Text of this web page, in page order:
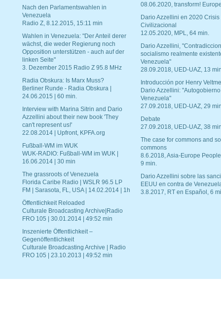
Nach den Parlamentswahlen in
Venezuela
Radio Z, 8.12.2015, 15:11 min
Wahlen in Venezuela: "Der Anteil derer
wächst, die weder Regierung noch
Opposition unterstützen - auch auf der
linken Seite"
3. Dezember 2015 Radio Z 95.8 MHz
Radia Obskura: Is Marx Muss?
Berliner Runde - Radia Obskura |
24.06.2015 | 60 min.
Interview with Marina Sitrin and Dario
Azzellini about their new book 'They
can't represent us!'
22.08.2014 | Upfront, KPFA.org
Fußball-WM im WUK
WUK-RADIO: Fußball-WM im WUK |
16.06.2014 | 30 min
The grassroots of Venezuela
Florida Caribe Radio | WSLR 96.5 LP
FM | Sarasota, FL, USA | 14.02.2014 | 1h
Öffentlichkeit Reloaded
Culturale Broadcasting Archive|Radio
FRO 105 | 30.01.2014 | 49:52 min
Inszenierte Öffentlichkeit –
Gegenöffentlichkeit
Culturale Broadcasting Archive | Radio
FRO 105 | 23.10.2013 | 49:52 min
08.06.2020, transform!
Dario Azzellini en 2020 Crisis
Civilizacional
12.05.2020, MPL, 64 min.
Dario Azzellini,
socialismo realmente
Venezuela"
28.09.2018, UED-UAZ, 13
Introducción por Henry
Dario Azzellini:
Venezuela"
27.09.2018, UED-UAZ, 29
Debate
27.09.2018, UED-UAZ, 38
The case for commons and
commons
8.6.2018, Asia-Europe
9 min.
Dario Azzellini sobre las
EEUU en contra de
3.8.2017, RT en Español, 6